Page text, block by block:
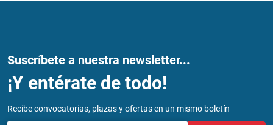
Suscríbete a nuestra newsletter...
¡Y entérate de todo!
Recibe convocatorias, plazas y ofertas en un mismo boletín